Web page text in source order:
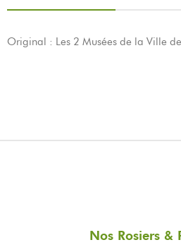
Original : Les 2 Musées de la Ville
Nos Rosiers &